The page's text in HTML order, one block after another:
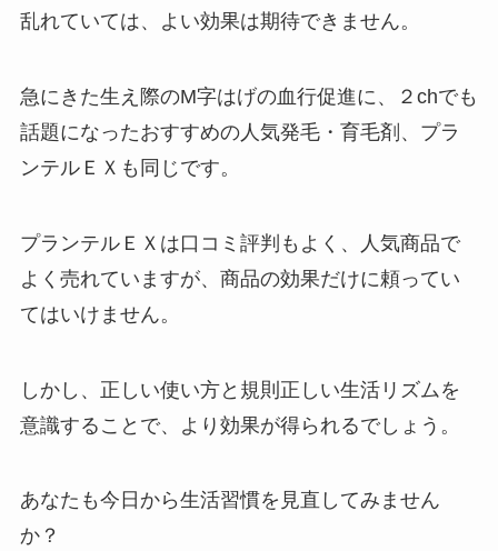
乱れていては、よい効果は期待できません。
急にきた生え際のM字はげの血行促進に、２chでも
話題になったおすすめの人気発毛・育毛剤、プラ
ンテルＥＸも同じです。
プランテルＥＸは口コミ評判もよく、人気商品で
よく売れていますが、商品の効果だけに頼ってい
てはいけません。
しかし、正しい使い方と規則正しい生活リズムを
意識することで、より効果が得られるでしょう。
あなたも今日から生活習慣を見直してみません
か？